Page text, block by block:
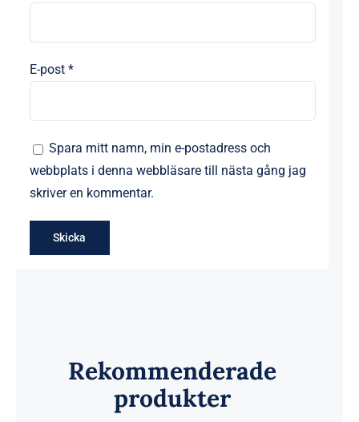
E-post *
Spara mitt namn, min e-postadress och
webbplats i denna webbläsare till nästa gång jag
skriver en kommentar.
Rekommenderade
produkter